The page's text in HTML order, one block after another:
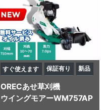
すぐ使えます 保証有り 新品
ORECあせ草刈機
ウイングモアーWM757AP